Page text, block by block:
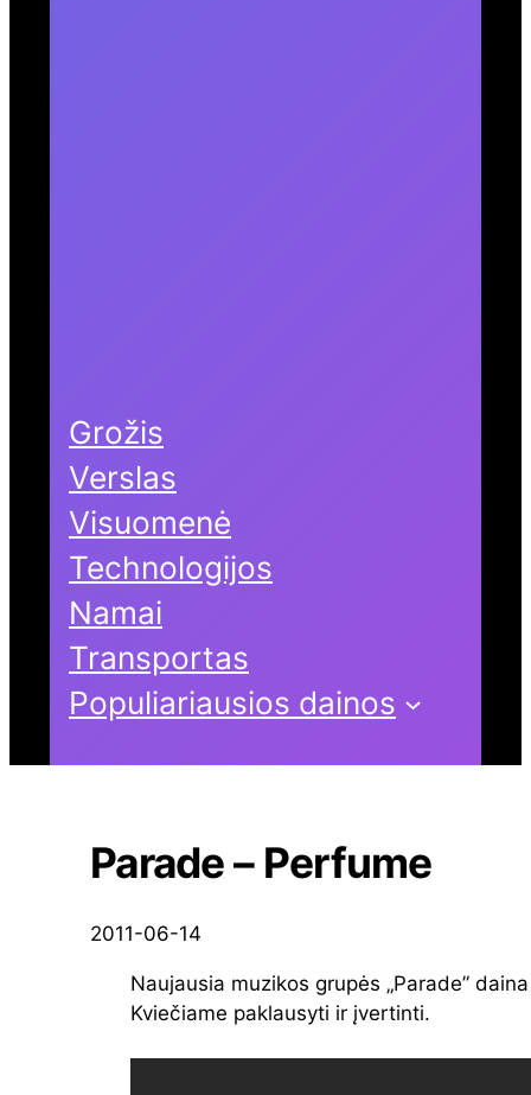
Grožis
Verslas
Visuomenė
Technologijos
Namai
Transportas
Populiariausios dainos
Parade – Perfume
2011-06-14
Naujausia muzikos grupės „Parade” daina
Kviečiame paklausyti ir įvertinti.